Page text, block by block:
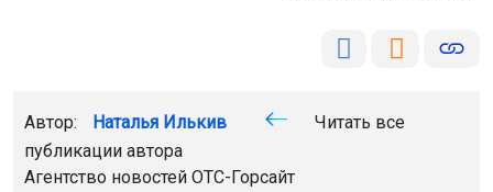
Автор: Наталья Илькив
Читать все
публикации автора
Агентство новостей ОТС-Горсайт